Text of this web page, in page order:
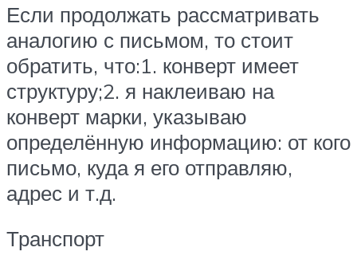
Если продолжать рассматривать
аналогию с письмом, то стоит
обратить, что:1. конверт имеет
структуру;2. я наклеиваю на
конверт марки, указываю
определённую информацию: от кого
письмо, куда я его отправляю,
адрес и т.д.
Транспорт